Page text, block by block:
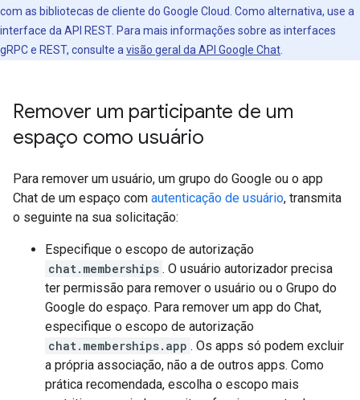
com as bibliotecas de cliente do Google Cloud. Como alternativa, use a
interface da API REST. Para mais informações sobre as interfaces
gRPC e REST, consulte a visão geral da API Google Chat
Remover um participante de um
espaço como usuário
Para remover um usuário, um grupo do Google ou o app
Chat de um espaço com autenticação de usuário, transmita
o seguinte na sua solicitação:
Especifique o escopo de autorização
chat.memberships . O usuário autorizador precisa
ter permissão para remover o usuário ou o Grupo do
Google do espaço. Para remover um app do Chat,
especifique o escopo de autorização
chat.memberships.app . Os apps só podem excluir
a própria associação, não a de outros apps. Como
prática recomendada, escolha o escopo mais